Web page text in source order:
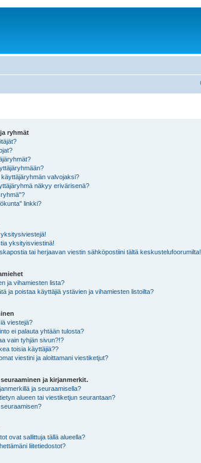
ryhmät
käyttäjäryhmän valvojaksi?
näkyy erivärisenä?
linkki?
yksityisviestinä!
tai herjaavan viestin sähköpostiini tältä keskustelufoorumilta!
ja vihamiesten lista?
ja poistaa käyttäjiä ystävien ja vihamiesten listoilta?
viestejä?
ei palauta yhtään tulosta?
vain tyhjän sivun?!?
toisia käyttäjiä??
viestini ja aloittamani viestiketjut?
ja kirjanmerkit.
ja seuraamisella?
alueen tai viestiketjun seurantaan?
ovat sallittuja tällä alueella?
liitetiedostot?